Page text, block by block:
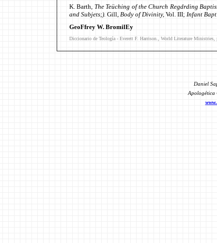
K. Barth, The Teüching of the Church Regdrding
and Subjets;). Gill, Body of Divinity, Vol. III; Infant
GeoFfrey W. BromilEy
Diccionario de Teología - Everett F. Harrison., World Literature
Daniel